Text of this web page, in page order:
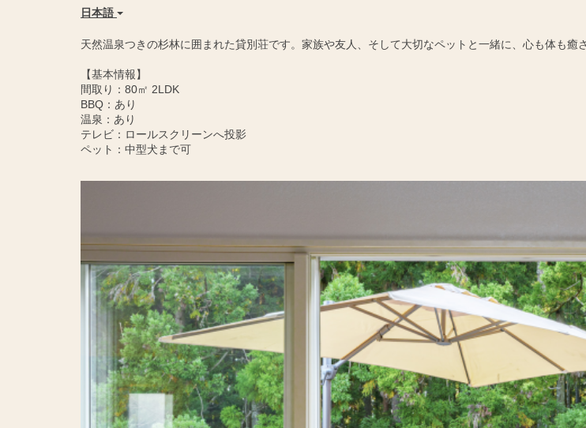
日本語
天然温泉つきの杉林に囲まれた貸別荘です。家族や友人、そして大切なペットと一緒に、心も体も癒
【基本情報】
間取り：80㎡ 2LDK
BBQ：あり
温泉：あり
テレビ：ロールスクリーンへ投影
ペット：中型犬まで可